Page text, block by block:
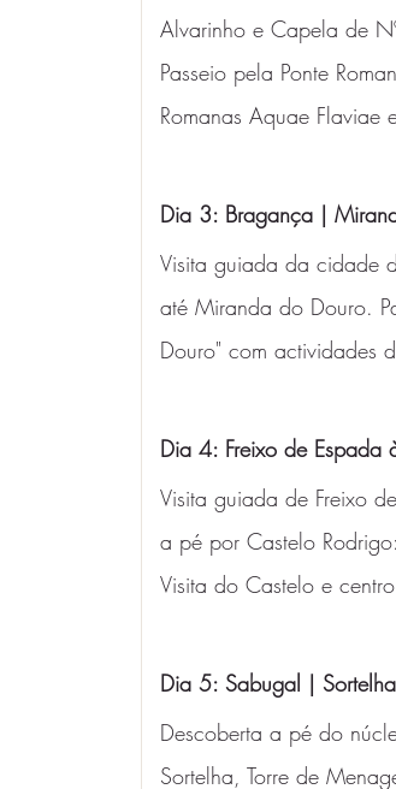
Alvarinho e Capela de
Passeio pela Ponte
Romanas Aquae
Dia 3: Bragança |
Visita guiada da cidade
até Miranda do Douro.
Douro" com actividades
Dia 4: Freixo de
Visita guiada de Freixo
a pé por Castelo
Visita do Castelo e
Dia 5: Sabugal |
Descoberta a pé do
Sortelha, Torre de